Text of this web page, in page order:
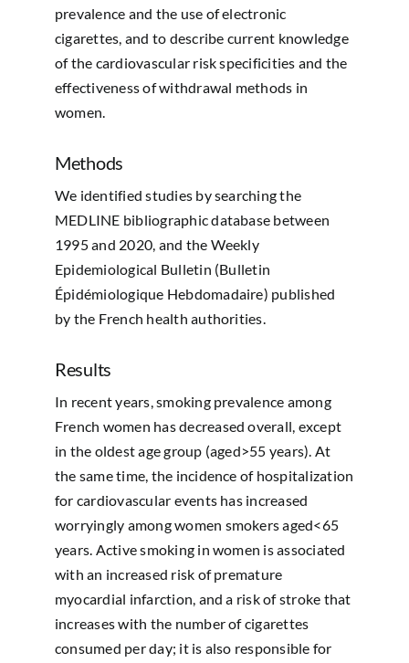
prevalence and the use of electronic
cigarettes, and to describe current knowledge
of the cardiovascular risk specificities and the
effectiveness of withdrawal methods in
women.
Methods
We identified studies by searching the
MEDLINE bibliographic database between
1995 and 2020, and the Weekly
Epidemiological Bulletin (Bulletin
Épidémiologique Hebdomadaire) published
by the French health authorities.
Results
In recent years, smoking prevalence among
French women has decreased overall, except
in the oldest age group (aged>55 years). At
the same time, the incidence of hospitalization
for cardiovascular events has increased
worryingly among women smokers aged<65
years. Active smoking in women is associated
with an increased risk of premature
myocardial infarction, and a risk of stroke that
increases with the number of cigarettes
consumed per day; it is also responsible for